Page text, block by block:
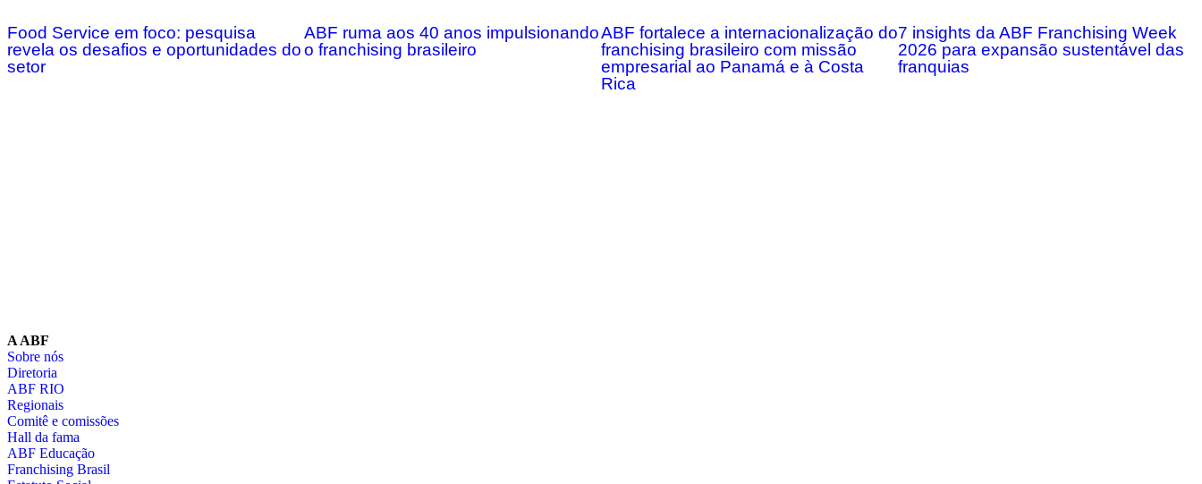
Food Service em foco: pesquisa
revela os desafios e oportunidades do
setor
ABF ruma aos 40 anos impulsionando
o franchising brasileiro
ABF fortalece a internacionalização do
franchising brasileiro com missão
empresarial ao Panamá e à Costa
Rica
7 insights da ABF Franchising Week
2026 para expansão sustentável das
franquias
A ABF
Sobre nós
Diretoria
ABF RIO
Regionais
Comitê e comissões
Hall da fama
ABF Educação
Franchising Brasil